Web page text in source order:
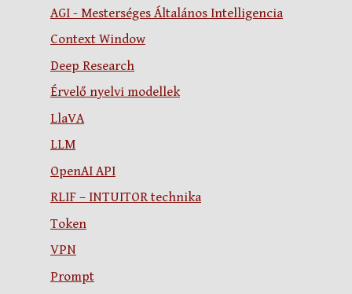
AGI - Mesterséges Általános Intelligencia
Context Window
Deep Research
Érvelő nyelvi modellek
LlaVA
LLM
OpenAI API
RLIF – INTUITOR technika
Token
VPN
Prompt